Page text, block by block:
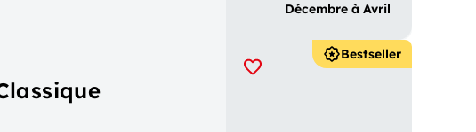
Décembre à Avril
Bestseller